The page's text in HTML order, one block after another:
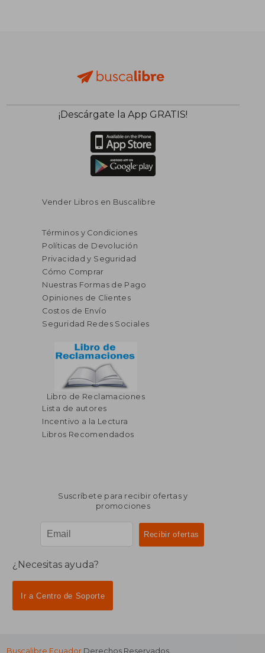
$ 72.74
$ 43.64
45%
45% $ 46.60
$ 25.63
¡Descárgate la App GRATIS!
Vender Libros en Buscalibre
Términos y Condiciones
Políticas de Devolución
Privacidad y Seguridad
Cómo Comprar
Nuestras Formas de Pago
Opiniones de Clientes
Costos de Envío
Seguridad Redes Sociales
Libro de Reclamaciones
Lista de autores
Incentivo a la Lectura
Libros Recomendados
Suscríbete para recibir ofertas y
promociones
¿Necesitas ayuda?
Ir a Centro de Soporte
Buscalibre Ecuador Derechos Reservados.